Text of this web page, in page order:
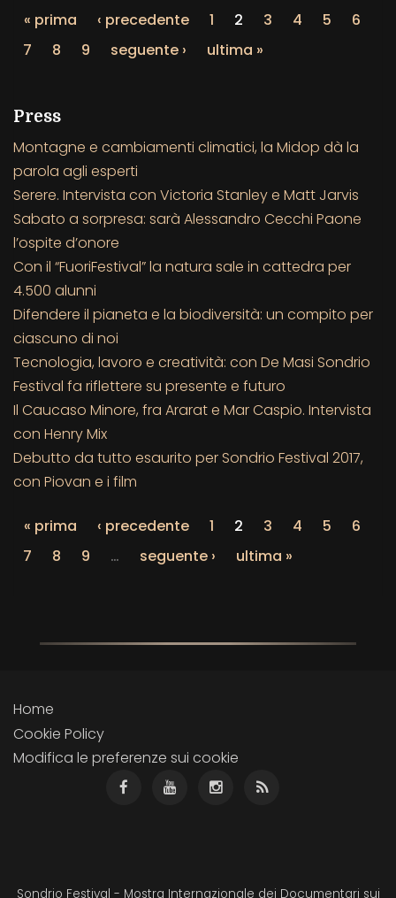
« prima ‹ precedente 1 2 3 4 5
6
7
8 9 seguente › ultima »
Press
Montagne e cambiamenti climatici, la Midop dà la
parola agli esperti
Serere. Intervista con Victoria Stanley e Matt Jarvis
Sabato a sorpresa: sarà Alessandro Cecchi Paone
l’ospite d’onore
Con il “FuoriFestival” la natura sale in cattedra per
4.500 alunni
Difendere il pianeta e la biodiversità: un compito per
ciascuno di noi
Tecnologia, lavoro e creatività: con De Masi Sondrio
Festival fa riflettere su presente e futuro
Il Caucaso Minore, fra Ararat e Mar Caspio. Intervista
con Henry Mix
Debutto da tutto esaurito per Sondrio Festival 2017,
con Piovan e i film
« prima ‹ precedente 1 2 3 4 5
6
7
8 9 … seguente › ultima »
Home
Cookie Policy
Modifica le preferenze sui cookie
Sondrio Festival - Mostra Internazionale dei Documentari sui